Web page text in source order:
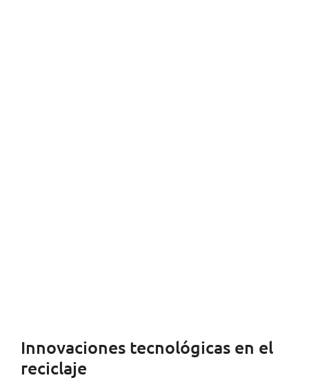
Innovaciones tecnológicas en el
reciclaje